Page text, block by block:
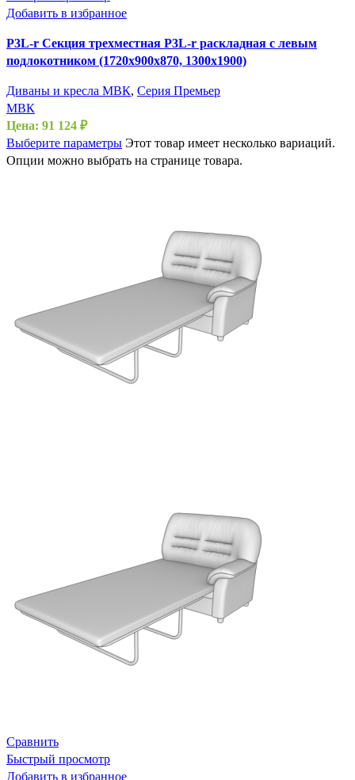
Добавить в избранное
P3L-r Секция трехместная P3L-r раскладная с левым
подлокотником (1720х900х870, 1300х1900)
Диваны и кресла МВК, Серия Премьер
МВК
Цена: 91 124 ₽
Выберите параметры Этот товар имеет несколько вариаций.
Опции можно выбрать на странице товара.
Сравнить
Быстрый просмотр
Добавить в избранное